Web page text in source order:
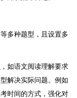
多种题型，且设置多
如语文阅读理解要求
解决实际问题。例如
时间的方式，强化对